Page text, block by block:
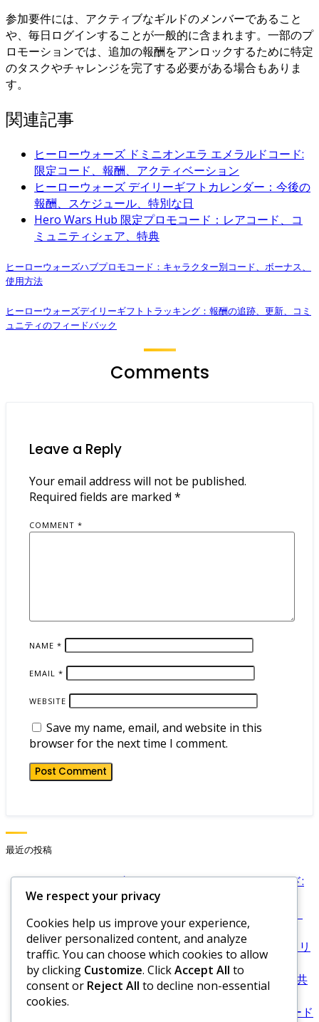
参加要件には、アクティブなギルドのメンバーであること
や、毎日ログインすることが一般的に含まれます。一部のプ
ロモーションでは、追加の報酬をアンロックするために特定
のタスクやチャレンジを完了する必要がある場合もありま
す。
関連記事
ヒーローウォーズ ドミニオンエラ エメラルドコード:
限定コード、報酬、アクティベーション
ヒーローウォーズ デイリーギフトカレンダー：今後の
報酬、スケジュール、特別な日
Hero Wars Hub 限定プロモコード：レアコード、コ
ミュニティシェア、特典
ヒーローウォーズハブプロモコード：キャラクター別コード、ボーナス、
使用方法
ヒーローウォーズデイリーギフトトラッキング：報酬の追跡、更新、コミ
ュニティのフィードバック
Comments
Leave a Reply
Your email address will not be published.
Required fields are marked *
COMMENT *
NAME *
EMAIL *
WEBSITE
Save my name, email, and website in this
browser for the next time I comment.
最近の投稿
ヒーローウォーズ ドミニオンエラ エメラルドコード:
限定コード、報酬、アクティベーション
ユニークな報酬、利用可能性
ヒーローウォーズハブ デイリープロモコード：デイリ
ーアップデート、取得方法、報酬
ヒーローウォーズハブコミュニティプロモコード：共
有コード、コミュニティイベント、報酬
ヒーローウォーズ ドミニオン時代 コード共有：コード
We respect your privacy
Cookies help us improve your experience,
deliver personalized content, and analyze
traffic. You can choose which cookies to allow
by clicking Customize. ClickAccept All to
consent or Reject All to decline non-essential
cookies.